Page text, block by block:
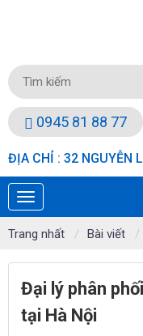
0945 81 88 77
ĐỊA CHỈ : 32 NGUYỄN
Trang nhất Bài viết
Đại lý phân
tại Hà Nội